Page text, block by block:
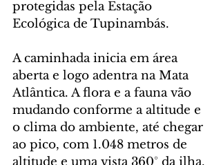
protegidas pela Estação
Ecológica de Tupinambás.
A caminhada inicia em área
aberta e logo adentra na Mata
Atlântica. A flora e a fauna vão
mudando conforme a altitude e
o clima do ambiente, até chegar
ao pico, com 1.048 metros de
altitude e uma vista 360° da ilha.